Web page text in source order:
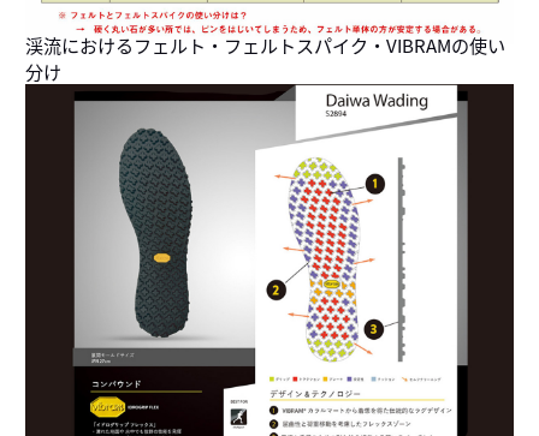
渓流におけるフェルト・フェルトスパイク・VIBRAMの使い
分け